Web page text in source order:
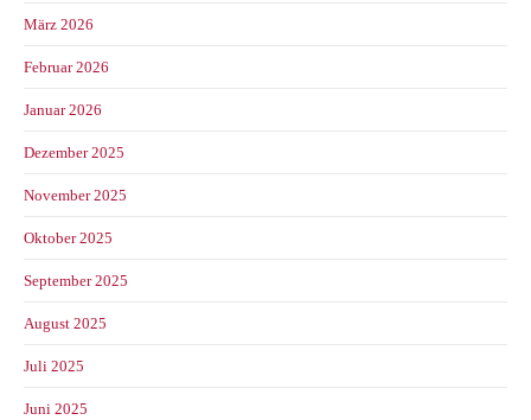
März 2026
Februar 2026
Januar 2026
Dezember 2025
November 2025
Oktober 2025
September 2025
August 2025
Juli 2025
Juni 2025